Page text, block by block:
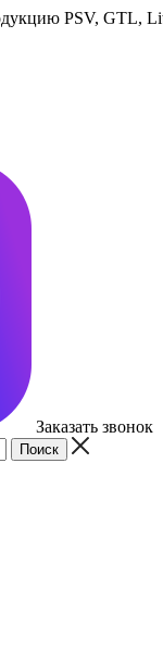
PSV, GTL,
Заказать звонок